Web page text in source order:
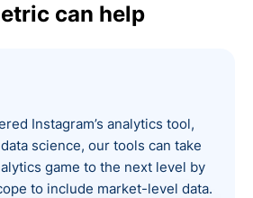
can help
Instagram’s analytics tool,
science, our tools can take
game to the next level by
to include market-level data.